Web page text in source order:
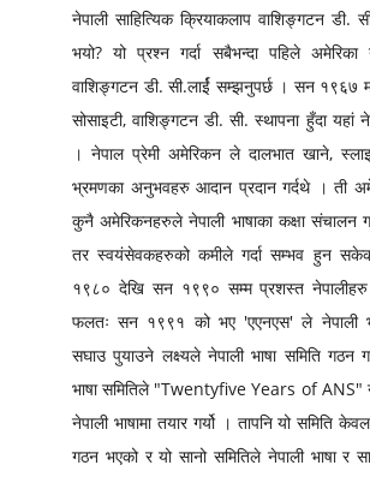
नेपाली साहित्यिक क्रियाकलाप वाशिङ्गटन डी.
भयो? यो प्रश्न गर्दा सबैभन्दा पहिले अमेरिका
वाशिङ्गटन डी. सी.लार्ई सम्झनुपर्छ । सन १९६७
सोसाइटी, वाशिङ्गटन डी. सी. स्थापना हुँदा यहां
। नेपाल प्रेमी अमेरिकन ले दालभात खाने,
भ्रमणका अनुभवहरु आदान प्रदान गर्दथे । ती
कुनै अमेरिकनहरुले नेपाली भाषाका कक्षा संचालन
तर स्वयंसेवकहरुको कमीले गर्दा सम्भव हुन
१९८० देखि सन १९९० सम्म प्रशस्त नेपालीहरु
फलतः सन १९९१ को भए 'एएनएस' ले नेपाली
सघाउ पुयाउने लक्ष्यले नेपाली भाषा समिति गठन
भाषा समितिले "Twentyfive Years of ANS"
नेपाली भाषामा तयार गर्यो । तापनि यो समिति
गठन भएको र यो सानो समितिले नेपाली भाषा र